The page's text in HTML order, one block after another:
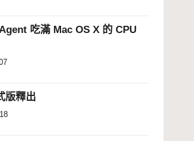
吃滿 Mac OS X 的 CPU
版釋出